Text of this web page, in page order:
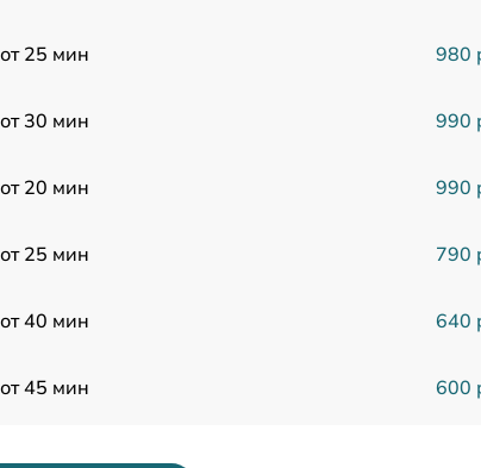
от 25 мин 980
от 30 мин 990
от 20 мин 990
от 25 мин 790
от 40 мин 640
от 45 мин 600